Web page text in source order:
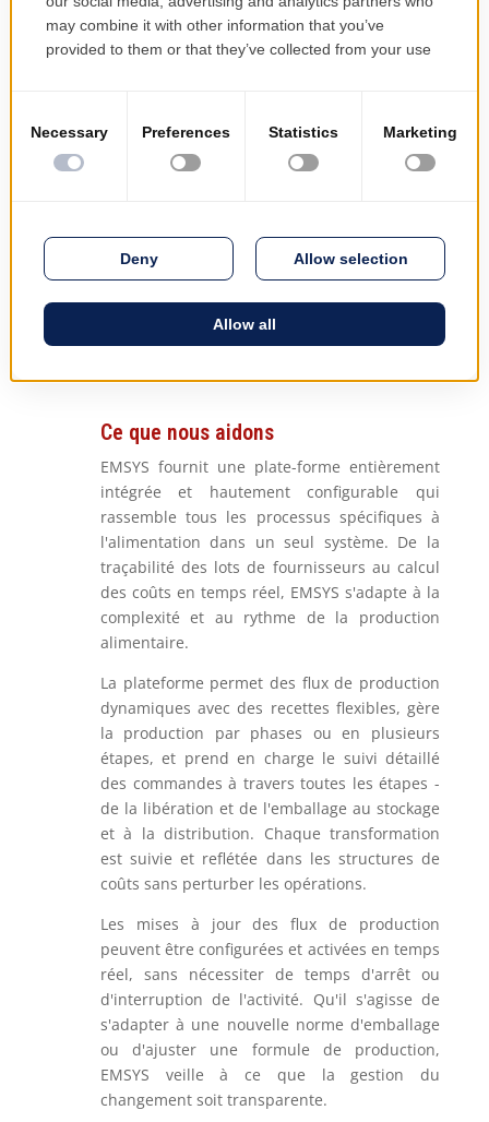
d'appareils mobiles
Calcul des coûts réels et standard
production
EMSYS apporte structure, agilité et
producteurs de rester conformes,
efficaces et compétitifs dans un secteur
où chaque seconde et chaque gramme
Ce que nous aidons
EMSYS fournit une plate-forme entièrement
intégrée et hautement configurable qui
rassemble tous les processus spécifiques à
l'alimentation dans un seul système. De la
traçabilité des lots de fournisseurs au calcul
des coûts en temps réel, EMSYS s'adapte à la
complexité et au rythme de la production
alimentaire.
La plateforme permet des flux de production
dynamiques avec des recettes flexibles, gère
la production par phases ou en plusieurs
étapes, et prend en charge le suivi détaillé
des commandes à travers toutes les étapes -
de la libération et de l'emballage au stockage
et à la distribution. Chaque transformation
est suivie et reflétée dans les structures de
coûts sans perturber les opérations.
Les mises à jour des flux de production
peuvent être configurées et activées en temps
réel, sans nécessiter de temps d'arrêt ou
d'interruption de l'activité. Qu'il s'agisse de
s'adapter à une nouvelle norme d'emballage
ou d'ajuster une formule de production,
EMSYS veille à ce que la gestion du
changement soit transparente.